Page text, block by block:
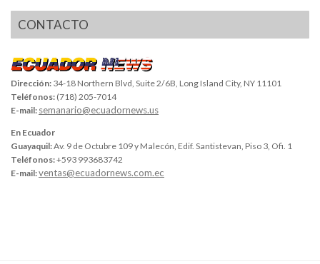
CONTACTO
Dirección: 34-18 Northern Blvd, Suite 2/6B, Long Island City, NY 11101
Teléfonos: (718) 205-7014
E-mail: semanario@ecuadornews.us
En Ecuador
Guayaquil:Av. 9 de Octubre 109 y Malecón, Edif. Santistevan, Piso 3, Ofi. 1
Teléfonos:+593 993683742
E-mail:ventas@ecuadornews.com.ec